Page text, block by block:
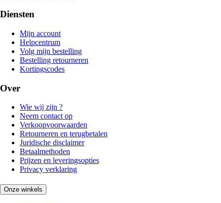
Diensten
Mijn account
Helpcentrum
Volg mijn bestelling
Bestelling retourneren
Kortingscodes
Over
Wie wij zijn ?
Neem contact op
Verkoopvoorwaarden
Retourneren en terugbetalen
Juridische disclaimer
Betaalmethoden
Prijzen en leveringsopties
Privacy verklaring
Onze winkels